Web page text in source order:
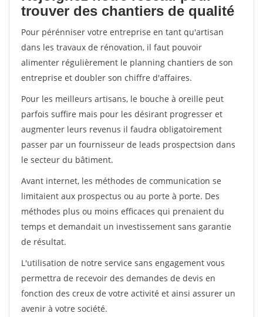
trouver des chantiers de qualité
Pour pérénniser votre entreprise en tant qu'artisan
dans les travaux de rénovation, il faut pouvoir
alimenter régulièrement le planning chantiers de son
entreprise et doubler son chiffre d'affaires.
Pour les meilleurs artisans, le bouche à oreille peut
parfois suffire mais pour les désirant progresser et
augmenter leurs revenus il faudra obligatoirement
passer par un fournisseur de leads prospectsion dans
le secteur du bâtiment.
Avant internet, les méthodes de communication se
limitaient aux prospectus ou au porte à porte. Des
méthodes plus ou moins efficaces qui prenaient du
temps et demandait un investissement sans garantie
de résultat.
L'utilisation de notre service sans engagement vous
permettra de recevoir des demandes de devis en
fonction des creux de votre activité et ainsi assurer un
avenir à votre société.